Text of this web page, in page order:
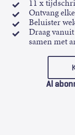
11 x
Ontvang
Beluister
Draag
samen met
Al